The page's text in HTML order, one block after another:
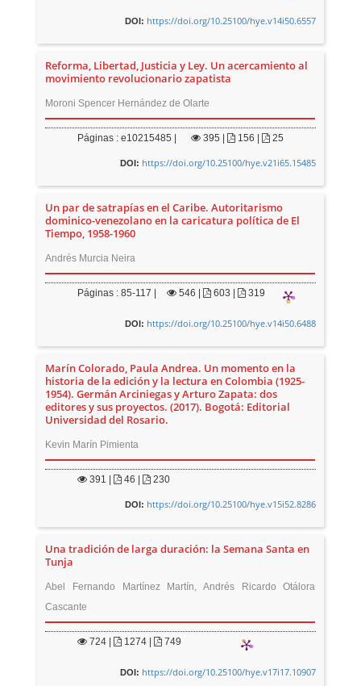
DOI: https://doi.org/10.25100/hye.v14i50.6557
Reforma, Libertad, Justicia y Ley. Un acercamiento al
movimiento revolucionario zapatista
Moroni Spencer Hernández de Olarte
Páginas : e10215485 | 395 156 | 25
DOI: https://doi.org/10.25100/hye.v21i65.15485
Un par de satrapías en el Caribe. Autoritarismo
dominico-venezolano en la caricatura política de El
Tiempo, 1958-1960
Andrés Murcia Neira
Páginas : 85-117 | 546 603 | 319
DOI: https://doi.org/10.25100/hye.v14i50.6488
Marín Colorado, Paula Andrea. Un momento en la
historia de la edición y la lectura en Colombia (1925-
1954). Germán Arciniegas y Arturo Zapata: dos
editores y sus proyectos. (2017). Bogotá: Editorial
Universidad del Rosario.
Kevin Marín Pimienta
391 46 | 230
DOI: https://doi.org/10.25100/hye.v15i52.8286
Una tradición de larga duración: la Semana Santa en
Tunja
Abel Fernando Martínez Martín, Andrés Ricardo Otálora
Cascante
724 1274 | 749
DOI: https://doi.org/10.25100/hye.v17i17.10907